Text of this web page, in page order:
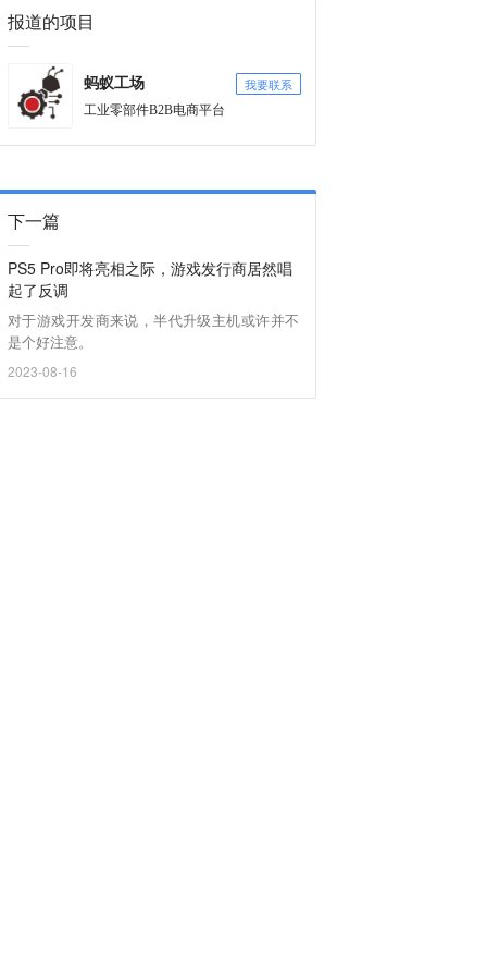
报道的项目
蚂蚁工场 我要联系
工业零部件B2B电商平台
下一篇
PS5 Pro即将亮相之际，游戏发行商居然唱
起了反调
对于游戏开发商来说，半代升级主机或许并不
是个好注意。
2023-08-16